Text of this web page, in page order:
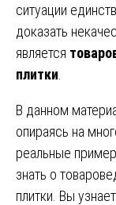
ситуации
доказать
является
плитки
В данном
опираясь на
реальные
знать о
плитки. Вы